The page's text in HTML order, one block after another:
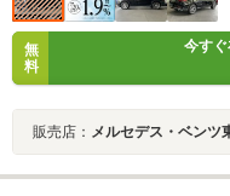
無
料
今す
販売店： メルセデス・ベンツ